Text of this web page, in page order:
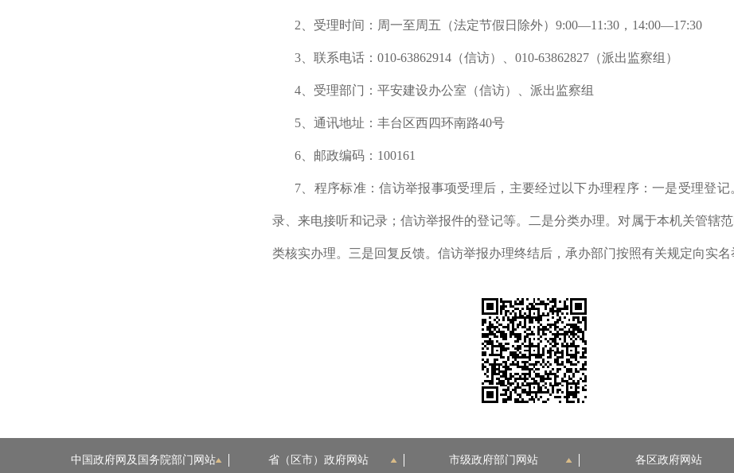
2、受理时间：周一至周五（法定节假日除外）9:00—11:30，14:00—17:30
3、联系电话：010-63862914（信访）、010-63862827（派出监察组）
4、受理部门：平安建设办公室（信访）、派出监察组
5、通讯地址：丰台区西四环南路40号
6、邮政编码：100161
7、程序标准：信访举报事项受理后，主要经过以下办理程序：一是受理登
录、来电接听和记录；信访举报件的登记等。二是分类办理。对属于本机关管辖
类核实办理。三是回复反馈。信访举报办理终结后，承办部门按照有关规定向实名
中国政府网及国务院部门网站 省（区市）政府网站 市级政府部门网站 各区政府网站